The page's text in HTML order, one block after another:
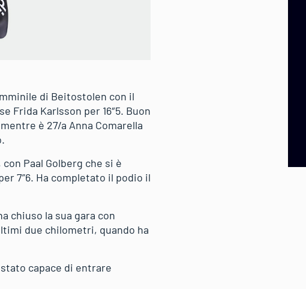
di Beitostolen con il
Frida Karlsson per 16″5. Buon
è 27/a Anna Comarella
Paal Golberg che si è
7”6. Ha completato il podio il
chiuso la sua gara con
due chilometri, quando ha
capace di entrare